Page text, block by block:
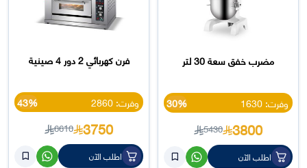
مضرب خفق سعة 30 لتر
وفرت: 1630 30%
3800
5430
اطلب الآن
فرن كهربائي 2 دور 4 صينية
وفرت: 2860 43%
3750
6610
اطلب الآن